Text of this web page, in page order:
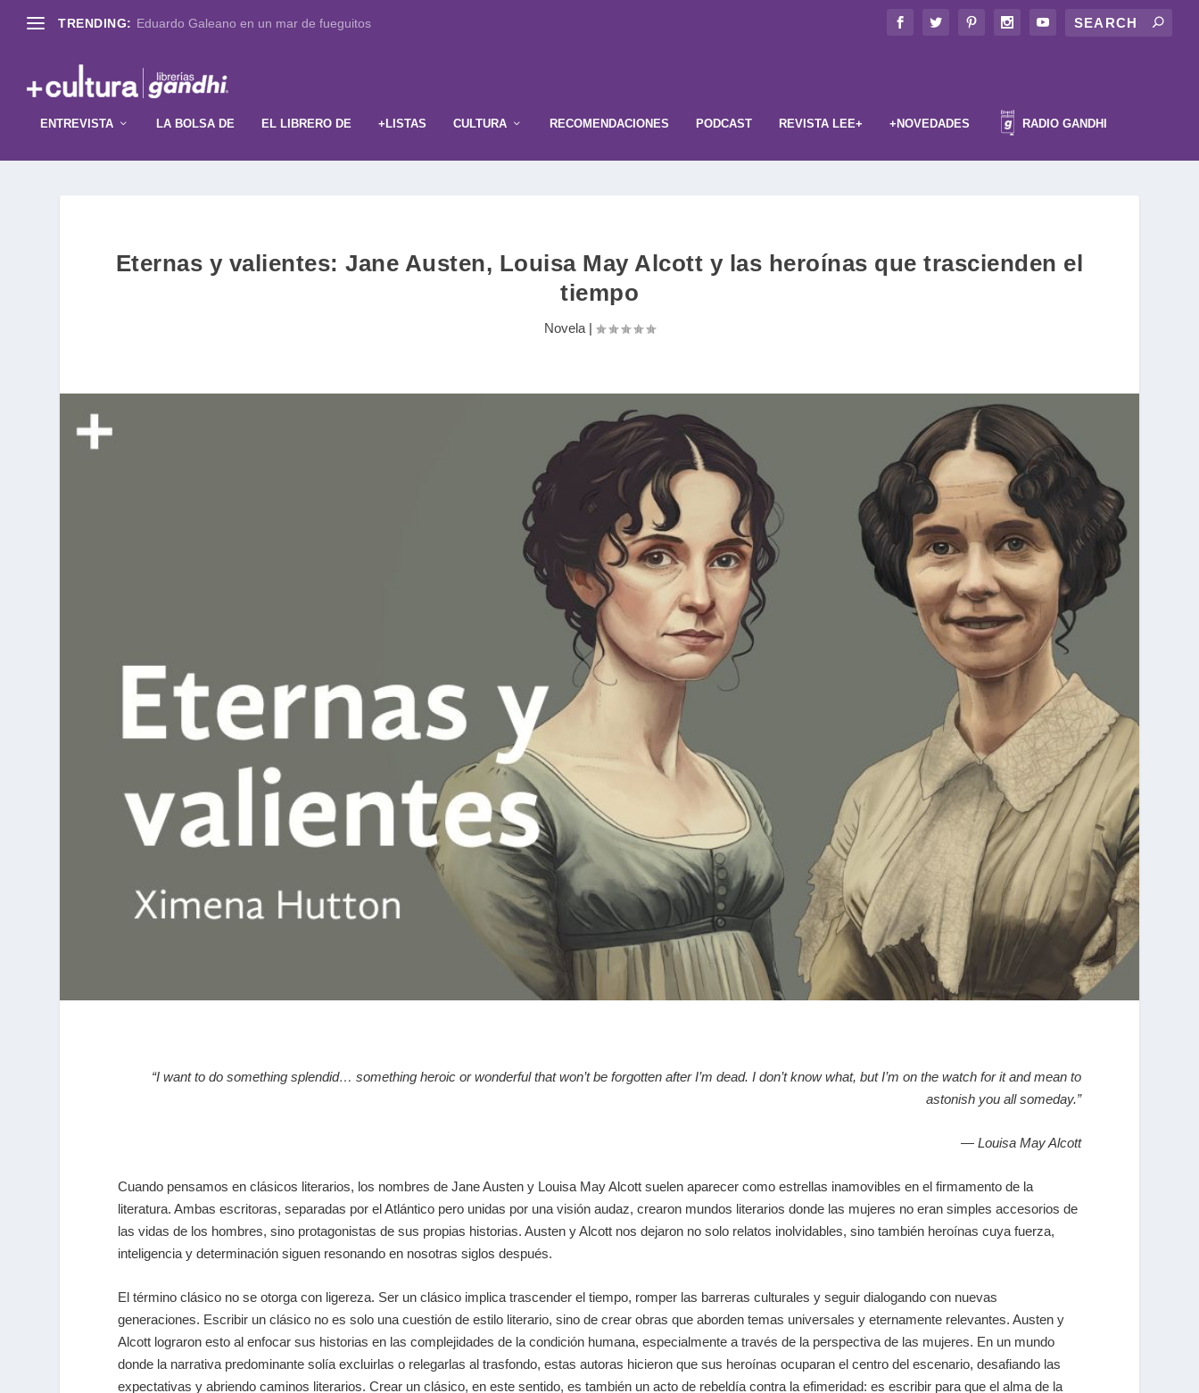
TRENDING: Eduardo Galeano en un mar de fueguitos
ENTREVISTA LA BOLSA DE EL LIBRERO DE +LISTAS CULTURA RECOMENDACIONES PODCAST REVISTA LEE+ +NOVEDADES RADIO GANDHI
Eternas y valientes: Jane Austen, Louisa May Alcott y las heroínas que trascienden el
tiempo
Novela |
“I want to do something splendid… something heroic or wonderful that won’t be forgotten after I’m dead. I don’t know what, but I’m on the watch for it and mean to
astonish you all someday.”
― Louisa May Alcott
Cuando pensamos en clásicos literarios, los nombres de Jane Austen y Louisa May Alcott suelen aparecer como estrellas inamovibles en el firmamento de la
literatura. Ambas escritoras, separadas por el Atlántico pero unidas por una visión audaz, crearon mundos literarios donde las mujeres no eran simples accesorios de
las vidas de los hombres, sino protagonistas de sus propias historias. Austen y Alcott nos dejaron no solo relatos inolvidables, sino también heroínas cuya fuerza,
inteligencia y determinación siguen resonando en nosotras siglos después.
El término clásico no se otorga con ligereza. Ser un clásico implica trascender el tiempo, romper las barreras culturales y seguir dialogando con nuevas
generaciones. Escribir un clásico no es solo una cuestión de estilo literario, sino de crear obras que aborden temas universales y eternamente relevantes. Austen y
Alcott lograron esto al enfocar sus historias en las complejidades de la condición humana, especialmente a través de la perspectiva de las mujeres. En un mundo
donde la narrativa predominante solía excluirlas o relegarlas al trasfondo, estas autoras hicieron que sus heroínas ocuparan el centro del escenario, desafiando las
expectativas y abriendo caminos literarios. Crear un clásico, en este sentido, es también un acto de rebeldía contra la efimeridad: es escribir para que el alma de la